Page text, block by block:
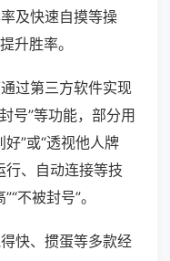
及快速自摸等操
升胜率。
过第三方软件实现
号”等功能，部分用
”或“透视他人牌
行、自动连接等技
不被封号”。
快、掼蛋等多款经